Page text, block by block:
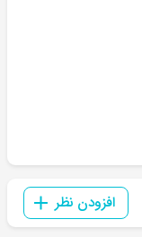
افزودن نظر